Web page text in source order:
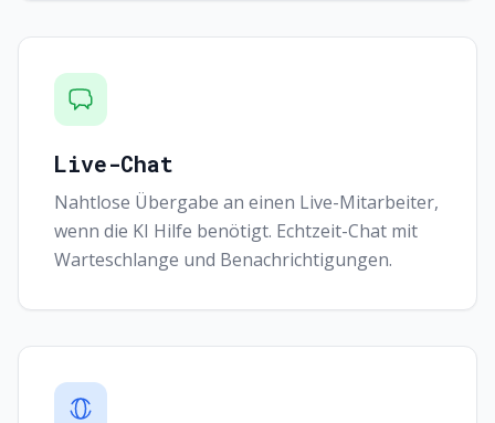
Live-Chat
Nahtlose Übergabe an einen Live-Mitarbeiter,
wenn die KI Hilfe benötigt. Echtzeit-Chat mit
Warteschlange und Benachrichtigungen.